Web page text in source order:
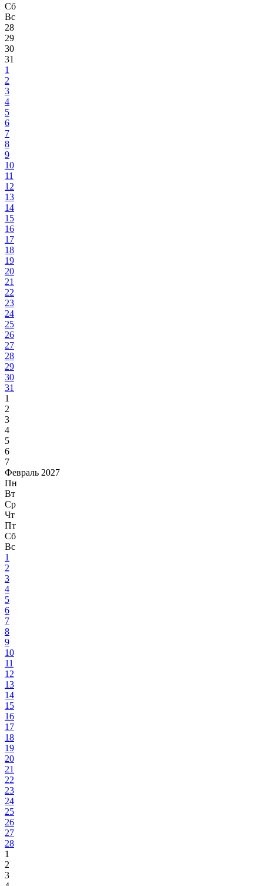
Сб
Вс
28
29
30
31
1
2
3
4
5
6
7
8
9
10
11
12
13
14
15
16
17
18
19
20
21
22
23
24
25
26
27
28
29
30
31
1
2
3
4
5
6
7
Февраль 2027
Пн
Вт
Ср
Чт
Пт
Сб
Вс
1
2
3
4
5
6
7
8
9
10
11
12
13
14
15
16
17
18
19
20
21
22
23
24
25
26
27
28
1
2
3